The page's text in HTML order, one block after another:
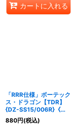
カートに入れる
「RRR仕様」ボーテック
ス・ドラゴン【TDR】
{DZ-SS15/006R}《ド
ラゴンエンパイア》
880円(税込)